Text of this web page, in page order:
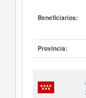
Beneficiarios:
Provincia: